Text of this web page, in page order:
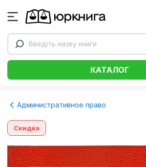
Введіть назву книги
КАТАЛОГ
Административное право
Скидка